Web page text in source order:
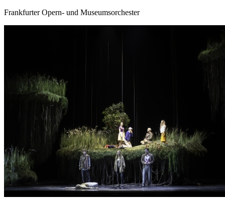
Frankfurter Opern- und Museumsorchester